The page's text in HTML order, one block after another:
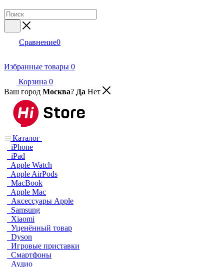
Сравнение0
Избранные товары 0
Корзина 0
Ваш город Москва? Да Нет
Каталог
iPhone
iPad
Apple Watch
Apple AirPods
MacBook
Apple Mac
Аксессуары Apple
Samsung
Xiaomi
Уценённый товар
Dyson
Игровые приставки
Смартфоны
Аудио